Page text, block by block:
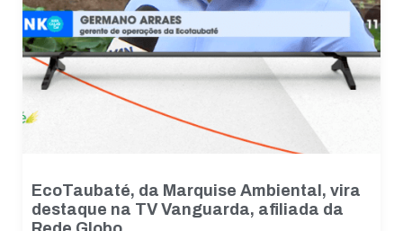
EcoTaubaté, da Marquise Ambiental, vira
destaque na TV Vanguarda, afiliada da